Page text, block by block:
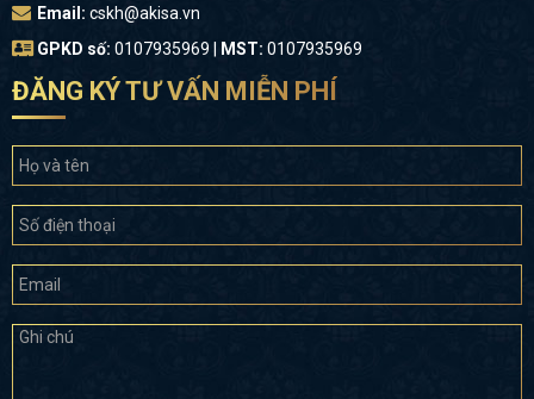
Email: cskh@akisa.vn
GPKD số: 0107935969 | MST: 0107935969
ĐĂNG KÝ TƯ VẤN MIỄN PHÍ